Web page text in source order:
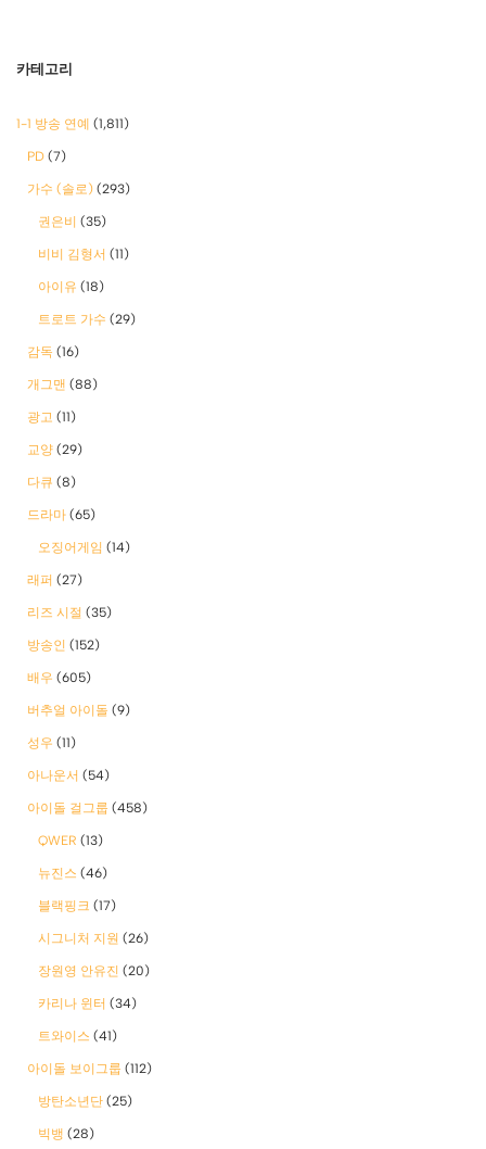
카테고리
1-1 방송 연예 (1,811)
PD (7)
가수 (솔로) (293)
권은비 (35)
비비 김형서 (11)
아이유 (18)
트로트 가수 (29)
감독 (16)
개그맨 (88)
광고 (11)
교양 (29)
다큐 (8)
드라마 (65)
오징어게임 (14)
래퍼 (27)
리즈 시절 (35)
방송인 (152)
배우 (605)
버추얼 아이돌 (9)
성우 (11)
아나운서 (54)
아이돌 걸그룹 (458)
QWER (13)
뉴진스 (46)
블랙핑크 (17)
시그니처 지원 (26)
장원영 안유진 (20)
카리나 윈터 (34)
트와이스 (41)
아이돌 보이그룹 (112)
방탄소년단 (25)
빅뱅 (28)